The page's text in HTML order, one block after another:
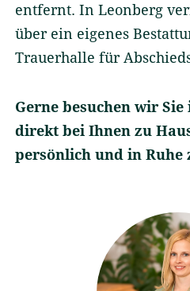
Kontakt
Impressum
Datenschutz
entfernt. In Leonberg
über ein eigenes
Trauerhalle für
Gerne besuchen wir
direkt bei Ihnen zu
persönlich und in Ruhe